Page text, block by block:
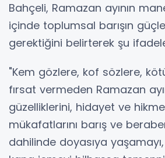
Bahçeli, Ramazan ayının
içinde toplumsal barışın
gerektiğini belirterek şu
"Kem gözlere, kof sözlere,
fırsat vermeden Ramazan
güzelliklerini, hidayet ve
mükafatlarını barış ve
dahilinde doyasıya